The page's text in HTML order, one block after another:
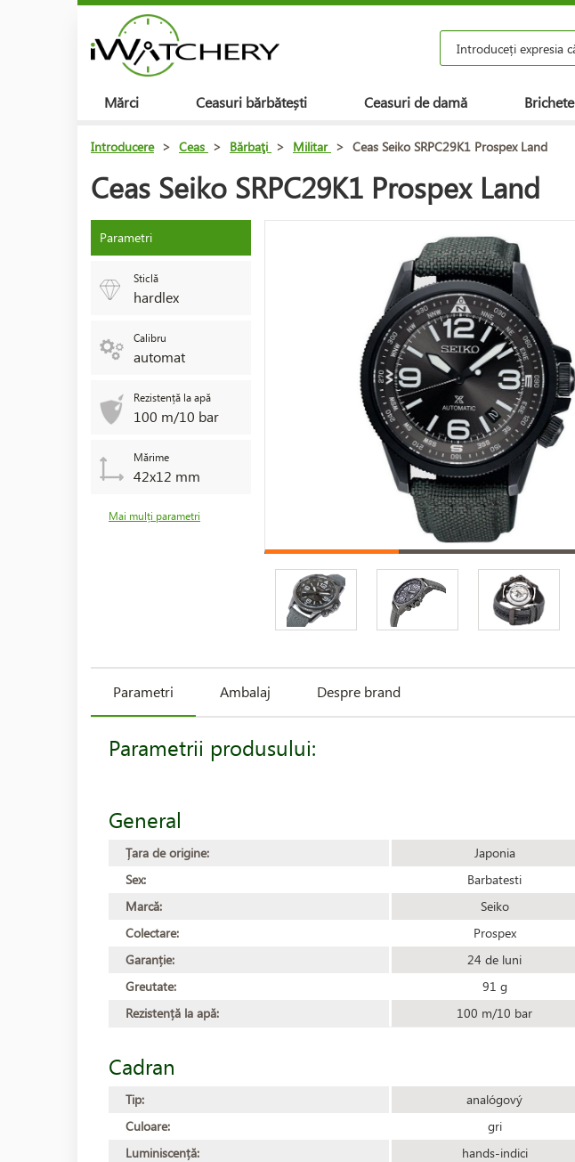
Mărci Ceasuri bărbătești Ceasuri de damă Brichete
Introducere > Ceas > Bărbaţi > Militar > Ceas Seiko SRPC29K1 Prospex Land
Ceas Seiko SRPC29K1 Prospex Land
Parametri
Sticlă
hardlex
Calibru
automat
Rezistență la apă
100 m/10 bar
Mărime
42x12 mm
Mai mulți parametri
Parametri Ambalaj Despre brand
Parametrii produsului:
General
Țara de origine:
Japonia
Sex:
Barbatesti
Marcă:
Seiko
Colectare:
Prospex
Garanție:
24 de luni
Greutate:
91 g
Rezistență la apă:
100 m/10 bar
Cadran
Tip:
analógový
Culoare:
gri
Luminiscență:
hands-indici